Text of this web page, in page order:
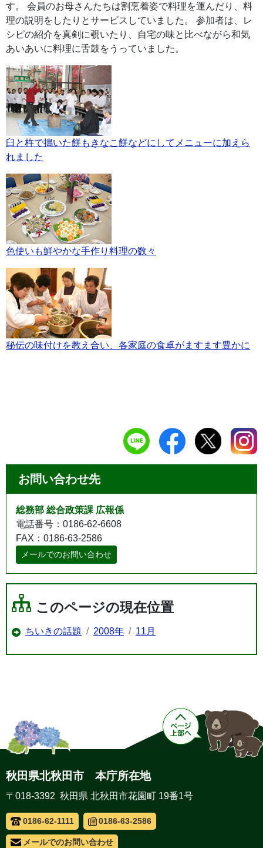
す。 会員のお母さんたちは割烹着姿で料理を運んだり、料
理の説明をしたりとサービスしていました。 参加者は、レ
シピの紹介を真剣に覗いたり、自宅の味と比べながら和気
あいあいに料理に舌鼓をうっていました。
臼と杵で搗いた餅もきなこ餅などにしてメニューに加えら
れました
色使いも鮮やかな手作り料理の数々
秘伝の味付けを教え合い、各家庭の食卓がますます豊かに
お問い合わせ先
総務部 総合政策課 広報係
電話番号：0186-62-6608
FAX：0186-63-2586
メールでのお問い合わせ
このページの現在位置
ちいきの話題 2008年 11月
秋田県北秋田市 本庁所在地
〒018-3392 秋田県 北秋田市花園町 19番1号
0186-62-1111 0186-63-2586
メールでのお問い合わせ